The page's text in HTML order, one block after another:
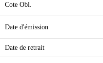
Cote Obl.
Date d'émission
Date de retrait